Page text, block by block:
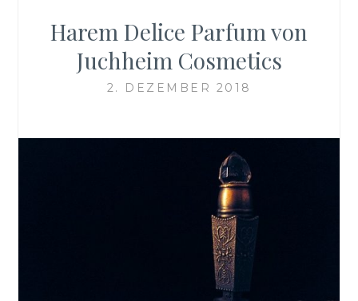
Harem Delice Parfum von
Juchheim Cosmetics
2. DEZEMBER 2018